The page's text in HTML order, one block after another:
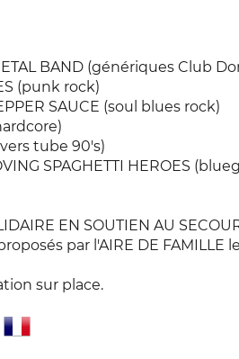
BAND (génériques Club
(punk rock)
SAUCE (soul blues rock)
tube 90's)
SPAGHETTI HEROES
EN SOUTIEN AU
par l'AIRE DE FAMILLE
sur place.